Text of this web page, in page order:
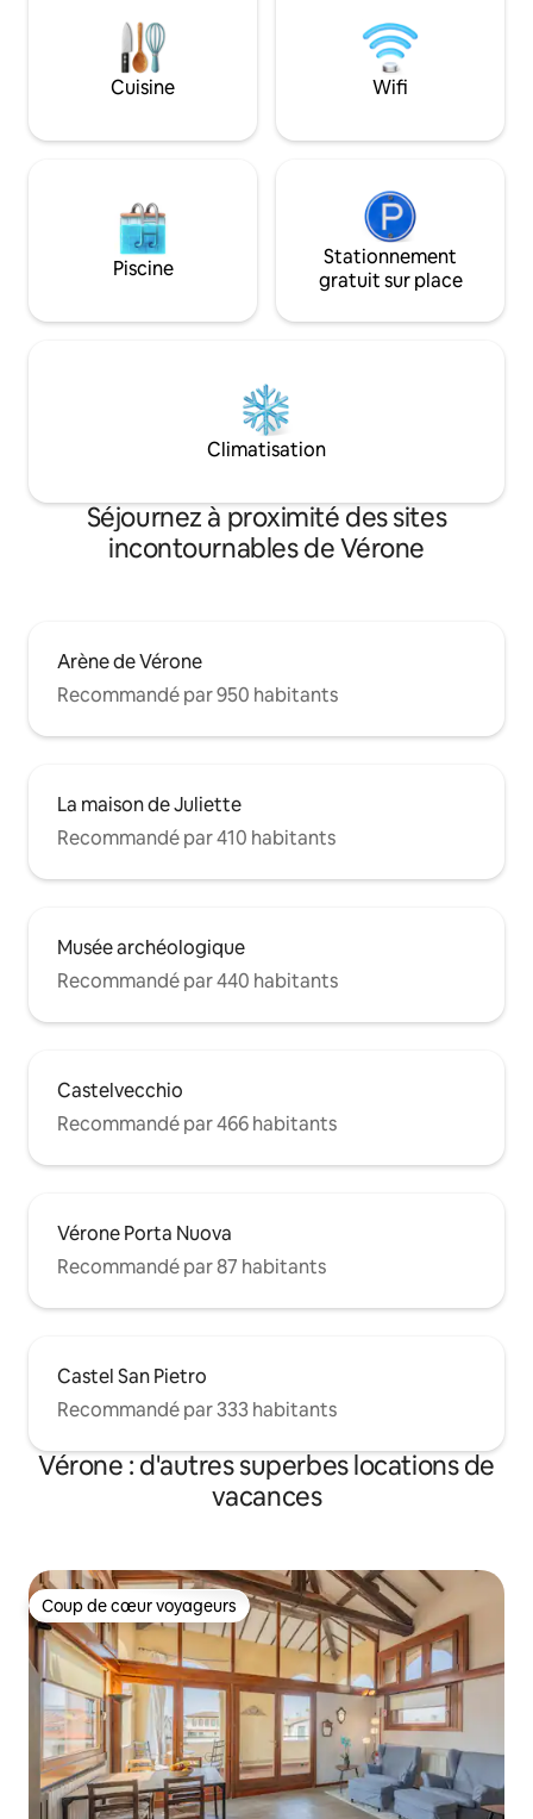
espèces au départ) : * Nettoyage : 55 €
* Taxe de séjour : 3,50 €/personne/nuit,
pour les 4 premières nuits.
clients ont choisi
pour des
des demandes
voyages de
Cuisine Wifi
Piscine
Stationnement
gratuit sur place
Climatisation
Séjournez à proximité des sites
incontournables de Vérone
Arène de Vérone
Recommandé par 950 habitants
La maison de Juliette
Recommandé par 410 habitants
Musée archéologique
Recommandé par 440 habitants
Castelvecchio
Recommandé par 466 habitants
Vérone Porta Nuova
Recommandé par 87 habitants
Castel San Pietro
Recommandé par 333 habitants
Vérone : d'autres superbes locations de
vacances
Coup de cœur voyageurs
Coup de cœur voyageurs